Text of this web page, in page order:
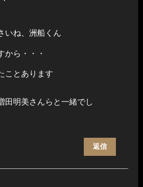
いね、洲船くん
から・・・
ことあります
田明美さんらと一緒でし
返信